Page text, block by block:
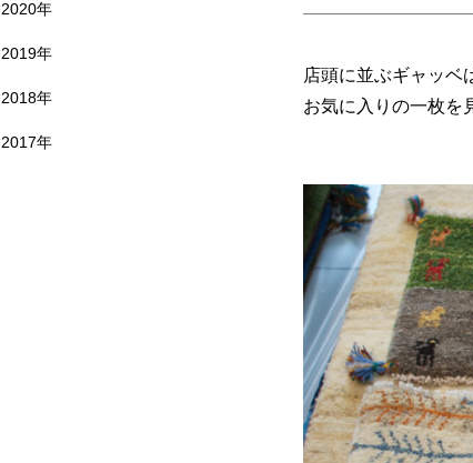
店頭に並ぶギャッベ
お気に入りの一枚を
2020年
2019年
2018年
2017年